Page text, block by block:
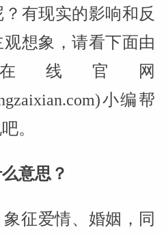
有现实的影响和反
想象，请看下面由
线官网
小编帮
。
意思？
征爱情、婚姻，同